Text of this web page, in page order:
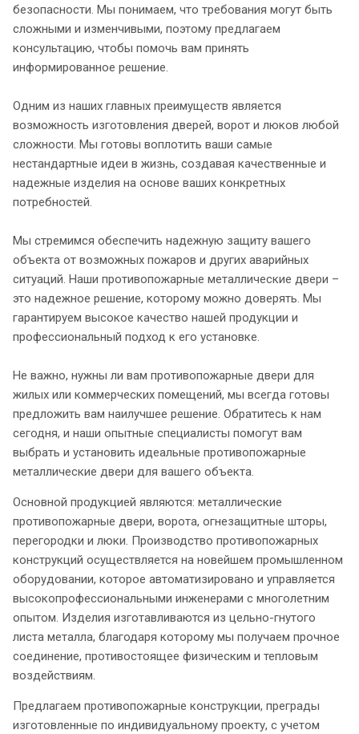
безопасности. Мы понимаем, что требования могут быть
сложными и изменчивыми, поэтому предлагаем
консультацию, чтобы помочь вам принять
информированное решение.
Одним из наших главных преимуществ является
возможность изготовления дверей, ворот и люков любой
сложности. Мы готовы воплотить ваши самые
нестандартные идеи в жизнь, создавая качественные и
надежные изделия на основе ваших конкретных
потребностей.
Мы стремимся обеспечить надежную защиту вашего
объекта от возможных пожаров и других аварийных
ситуаций. Наши противопожарные металлические двери –
это надежное решение, которому можно доверять. Мы
гарантируем высокое качество нашей продукции и
профессиональный подход к его установке.
Не важно, нужны ли вам противопожарные двери для
жилых или коммерческих помещений, мы всегда готовы
предложить вам наилучшее решение. Обратитесь к нам
сегодня, и наши опытные специалисты помогут вам
выбрать и установить идеальные противопожарные
металлические двери для вашего объекта.
Основной продукцией являются: металлические
противопожарные двери, ворота, огнезащитные шторы,
перегородки и люки. Производство противопожарных
конструкций осуществляется на новейшем промышленном
оборудовании, которое автоматизировано и управляется
высокопрофессиональными инженерами с многолетним
опытом. Изделия изготавливаются из цельно-гнутого
листа металла, благодаря которому мы получаем прочное
соединение, противостоящее физическим и тепловым
воздействиям.
Предлагаем противопожарные конструкции, преграды
изготовленные по индивидуальному проекту, с учетом